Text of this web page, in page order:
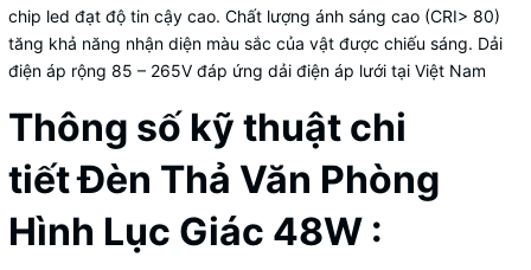
chip led đạt độ tin cậy cao. Chất lượng ánh sáng cao (CRI> 80)
tăng khả năng nhận diện màu sắc của vật được chiếu sáng. Dải
điện áp rộng 85 – 265V đáp ứng dải điện áp lưới tại Việt Nam
Thông số kỹ thuật chi
tiết Đèn Thả Văn Phòng
Hình Lục Giác 48W :